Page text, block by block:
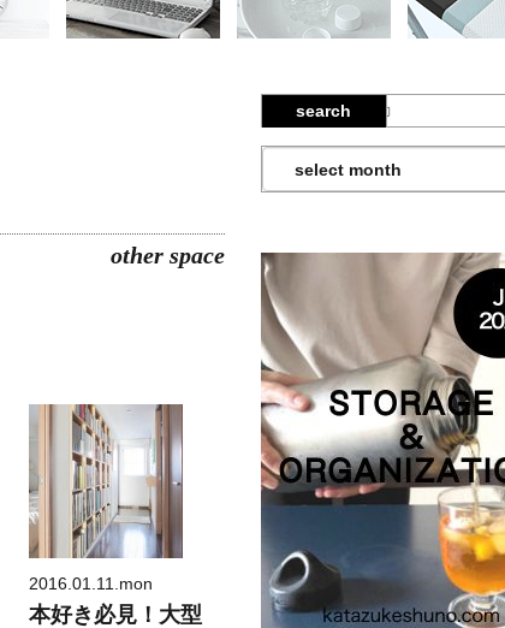
other space
2016.01.11.mon
本好き必見！大型
search